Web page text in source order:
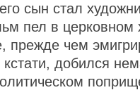
сын стал
пел в церковном
прежде чем
добился